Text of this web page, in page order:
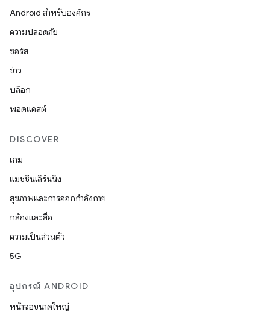
Android สำหรับองค์กร
ความปลอดภัย
ซอร์ส
ข่าว
บล็อก
พอดแคสต์
DISCOVER
เกม
แมชชีนเลิร์นนิง
สุขภาพและการออกกำลังกาย
กล้องและสื่อ
ความเป็นส่วนตัว
5G
อุปกรณ์ ANDROID
หน้าจอขนาดใหญ่